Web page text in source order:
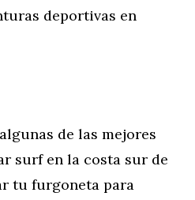
deportivas en
de las mejores
surf en la costa sur de
tu furgoneta para